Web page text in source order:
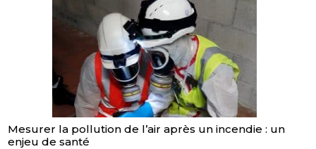
Mesurer la pollution de l’air après un incendie : un
enjeu de santé